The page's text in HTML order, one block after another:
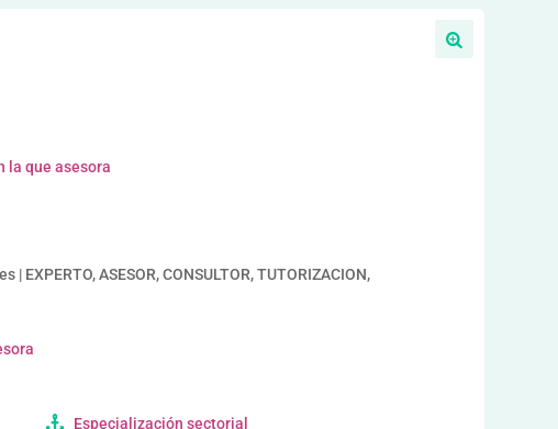
la que asesora
EXPERTO, ASESOR, CONSULTOR, TUTORIZACION,
Especialización sectorial